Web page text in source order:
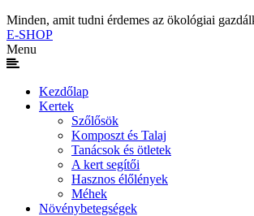
Minden, amit tudni érdemes az ökológiai
E-SHOP
Menu
Kezdőlap
Kertek
Szőlősök
Komposzt és Talaj
Tanácsok és ötletek
A kert segítői
Hasznos élőlények
Méhek
Növénybetegségek